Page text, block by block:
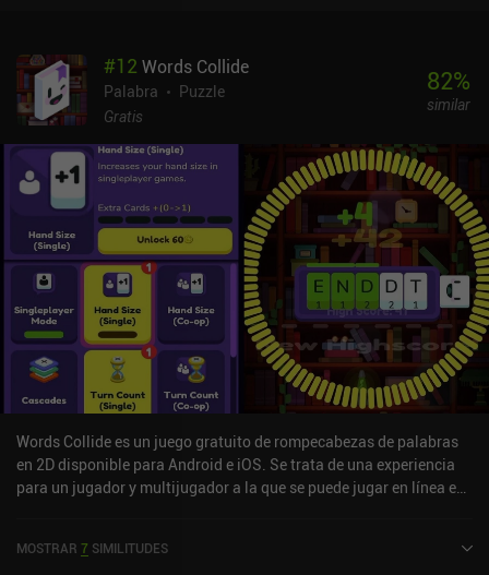
#12 Words Collide
Palabra
Puzzle
Gratis
82%
similar
Words Collide es un juego gratuito de rompecabezas de palabras
en 2D disponible para Android e iOS. Se trata de una experiencia
para un jugador y multijugador a la que se puede jugar en línea en
de 4,7 sobre 5,0 en la App Store de iOS.
MOSTRAR 7 SIMILITUDES